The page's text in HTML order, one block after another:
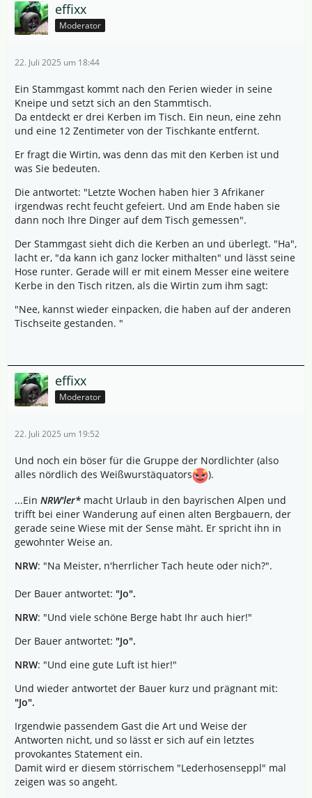
effixx
Moderator
22. Juli 2025 um 18:44
Ein Stammgast kommt nach den Ferien wieder in seine
Kneipe und setzt sich an den Stammtisch.
Da entdeckt er drei Kerben im Tisch. Ein neun, eine zehn
und eine 12 Zentimeter von der Tischkante entfernt.
Er fragt die Wirtin, was denn das mit den Kerben ist und
was Sie bedeuten.
Die antwortet: "Letzte Wochen haben hier 3 Afrikaner
irgendwas recht feucht gefeiert. Und am Ende haben sie
dann noch Ihre Dinger auf dem Tisch gemessen".
Der Stammgast sieht dich die Kerben an und überlegt. "Ha",
lacht er, "da kann ich ganz locker mithalten" und lässt seine
Hose runter. Gerade will er mit einem Messer eine weitere
Kerbe in den Tisch ritzen, als die Wirtin zum ihm sagt:
"Nee, kannst wieder einpacken, die haben auf der anderen
Tischseite gestanden. "
effixx
Moderator
22. Juli 2025 um 19:52
Und noch ein böser für die Gruppe der Nordlichter (also
alles nördlich des Weißwurstäquators
).
...Ein NRW'ler* macht Urlaub in den bayrischen Alpen und
trifft bei einer Wanderung auf einen alten Bergbauern, der
gerade seine Wiese mit der Sense mäht. Er spricht ihn in
gewohnter Weise an.
NRW: "Na Meister, n'herrlicher Tach heute oder nich?".
Der Bauer antwortet: "Jo".
NRW: "Und viele schöne Berge habt Ihr auch hier!"
Der Bauer antwortet: "Jo".
NRW: "Und eine gute Luft ist hier!"
Und wieder antwortet der Bauer kurz und prägnant mit:
"Jo".
Irgendwie passendem Gast die Art und Weise der
Antworten nicht, und so lässt er sich auf ein letztes
provokantes Statement ein.
Damit wird er diesem störrischem "Lederhosenseppl" mal
zeigen was so angeht.